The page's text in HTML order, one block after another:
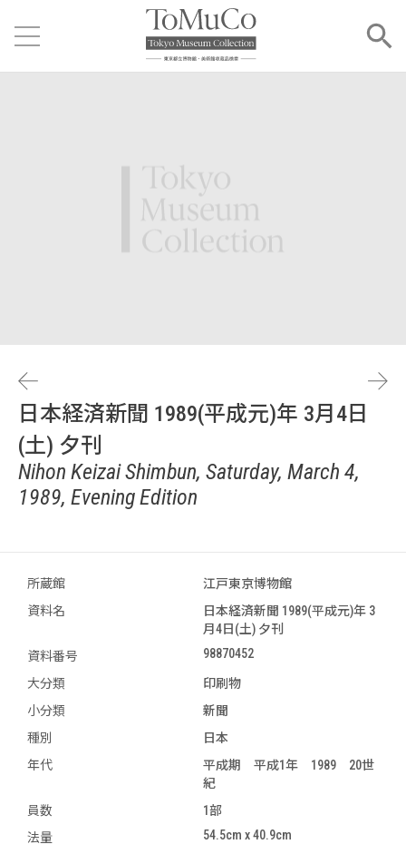
日本経済新聞 1989(平成元)年 3月4日
(土) 夕刊
Nihon Keizai Shimbun, Saturday, March 4,
1989, Evening Edition
所蔵館
江戸東京博物館
資料名
日本経済新聞 1989(平成元)年 3
月4日(土) 夕刊
資料番号
98870452
大分類
印刷物
小分類
新聞
種別
日本
年代
平成期 平成1年 1989 20世
紀
員数
1部
法量
54.5cm x 40.9cm